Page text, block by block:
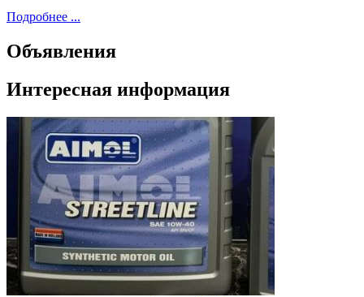
Подробнее ...
Объявления
Интересная информация